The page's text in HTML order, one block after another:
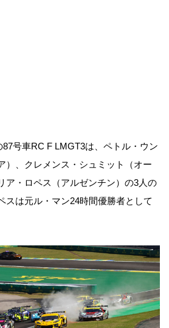
号車RC F LMGT3は、ペトル・ウン
）、クレメンス・シュミット（オー
ア・ロペス（アルゼンチン）の3人の
スは元ル・マン24時間優勝者として